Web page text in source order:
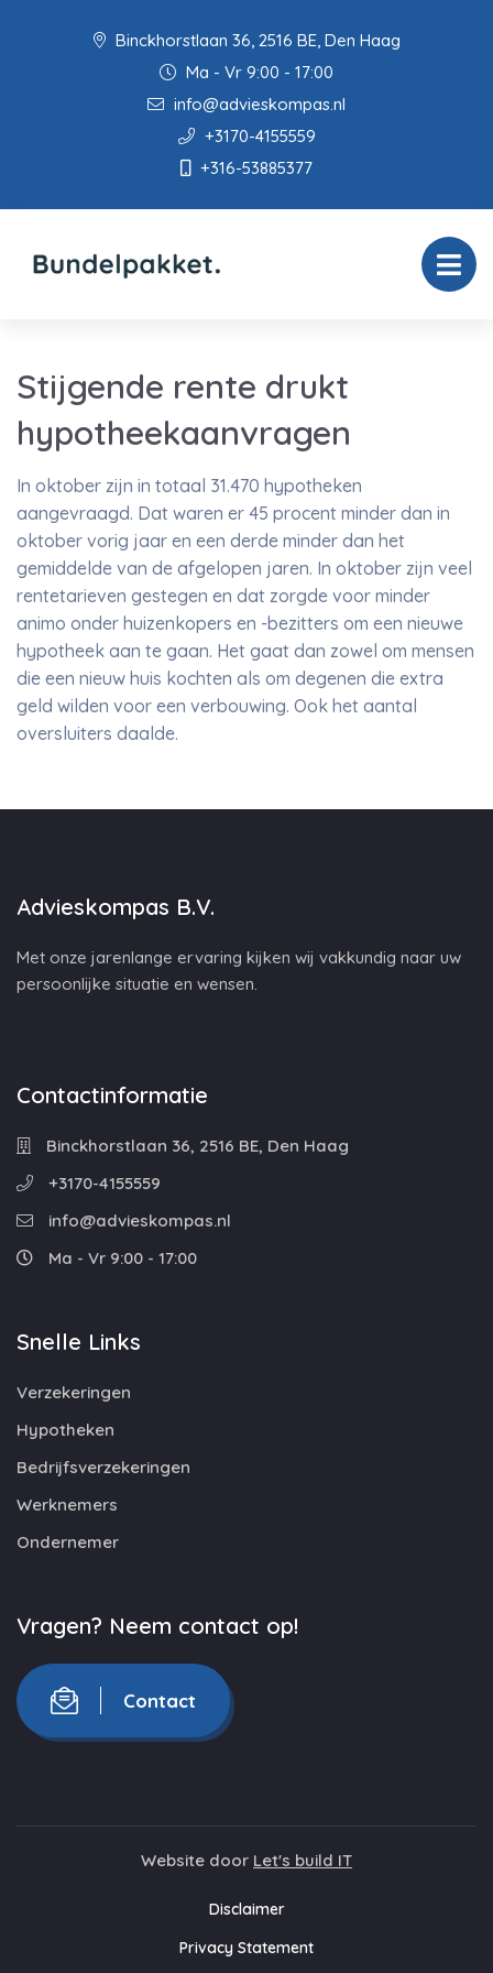
Binckhorstlaan 36, 2516 BE, Den Haag
Ma - Vr 9:00 - 17:00
info@advieskompas.nl
+3170-4155559
+316-53885377
Stijgende rente drukt
hypotheekaanvragen
In oktober zijn in totaal 31.470 hypotheken
aangevraagd. Dat waren er 45 procent minder dan in
oktober vorig jaar en een derde minder dan het
gemiddelde van de afgelopen jaren. In oktober zijn veel
rentetarieven gestegen en dat zorgde voor minder
animo onder huizenkopers en -bezitters om een nieuwe
hypotheek aan te gaan. Het gaat dan zowel om mensen
die een nieuw huis kochten als om degenen die extra
geld wilden voor een verbouwing. Ook het aantal
oversluiters daalde.
Advieskompas B.V.
Met onze jarenlange ervaring kijken wij vakkundig naar uw
persoonlijke situatie en wensen.
Contactinformatie
Binckhorstlaan 36, 2516 BE, Den Haag
+3170-4155559
info@advieskompas.nl
Ma - Vr 9:00 - 17:00
Snelle Links
Verzekeringen
Hypotheken
Bedrijfsverzekeringen
Werknemers
Ondernemer
Vragen? Neem contact op!
Contact
Website door Let's build IT
Disclaimer
Privacy Statement